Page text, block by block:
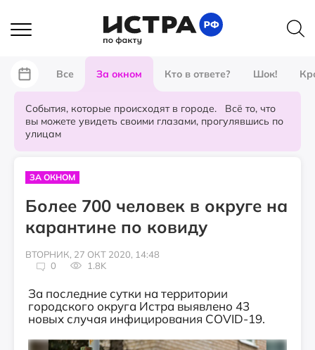
Все За окном Кто в ответе? Шок!
События, которые происходят в городе. Всё то, что
вы можете увидеть своими глазами, прогулявшись по
улицам
ЗА ОКНОМ
Более 700 человек в округе на
карантине по ковиду
ВТОРНИК, 27 ОКТ 2020, 14:48
0
1.8K
За последние сутки на территории
городского округа Истра выявлено 43
новых случая инфицирования COVID-19.